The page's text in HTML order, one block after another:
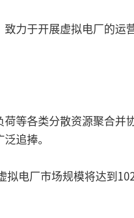
力于开展虚拟电厂的运
等各类分散资源聚合并
追捧。
电厂市场规模将达到